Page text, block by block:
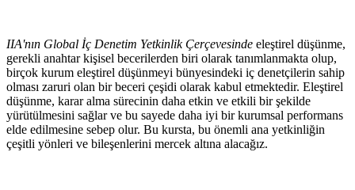
IIA'nın Global İç Denetim Yetkinlik Çerçevesinde eleştirel düşünme,
gerekli anahtar kişisel becerilerden biri olarak tanımlanmakta olup,
birçok kurum eleştirel düşünmeyi bünyesindeki iç denetçilerin sahip
olması zaruri olan bir beceri çeşidi olarak kabul etmektedir. Eleştirel
düşünme, karar alma sürecinin daha etkin ve etkili bir şekilde
yürütülmesini sağlar ve bu sayede daha iyi bir kurumsal performans
elde edilmesine sebep olur. Bu kursta, bu önemli ana yetkinliğin
çeşitli yönleri ve bileşenlerini mercek altına alacağız.